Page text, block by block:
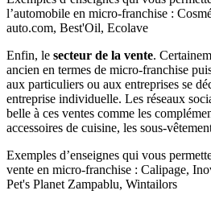
l’automobile en micro-franchise :
auto.com, Best'Oil, Ecolave
Enfin, le secteur de la vente.
ancien en termes de micro-franchise
aux particuliers ou aux entreprises se
entreprise individuelle. Les réseaux
belle à ces ventes comme les
accessoires de cuisine, les sous-
Exemples d’enseignes qui vous
vente en micro-franchise : Calipage,
Pet's Planet Zampablu, Wintailors